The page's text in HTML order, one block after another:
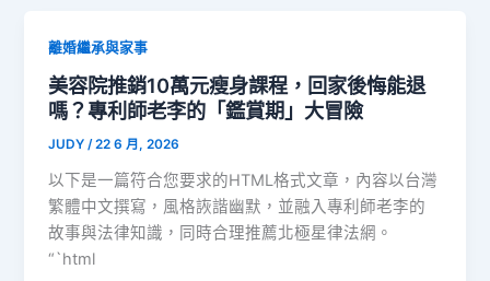
離婚繼承與家事
美容院推銷10萬元瘦身課程，回家後悔能退
嗎？專利師老李的「鑑賞期」大冒險
JUDY/22 6 月, 2026
以下是一篇符合您要求的HTML格式文章，內容以台灣
繁體中文撰寫，風格詼諧幽默，並融入專利師老李的
故事與法律知識，同時合理推薦北極星律法網。
“`html